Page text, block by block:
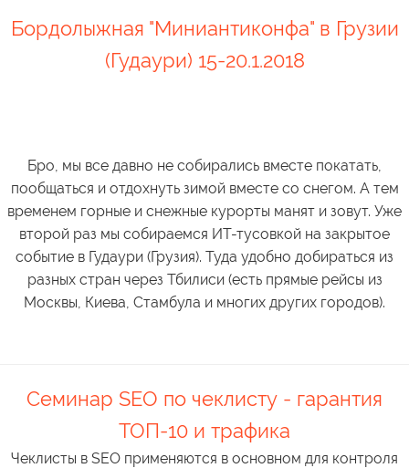
Бордолыжная "Миниантиконфа" в Грузии
(Гудаури) 15-20.1.2018
Бро, мы все давно не собирались вместе покатать,
пообщаться и отдохнуть зимой вместе со снегом. А тем
временем горные и снежные курорты манят и зовут. Уже
второй раз мы собираемся ИТ-тусовкой на закрытое
событие в Гудаури (Грузия). Туда удобно добираться из
разных стран через Тбилиси (есть прямые рейсы из
Москвы, Киева, Стамбула и многих других городов).
Семинар SEO по чеклисту - гарантия
ТОП-10 и трафика
Чеклисты в SEO применяются в основном для контроля